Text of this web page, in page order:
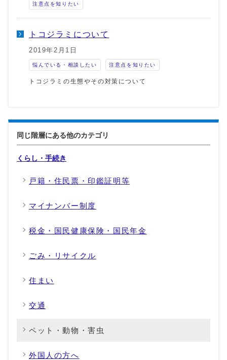
注意点を知りたい
トコジラミについて
2019年2月1日
悩んでいる・相談したい 注意点を知りたい
トコジラミの生態やその対策について
同じ階層にある他のカテゴリ
くらし・手続き
戸籍・住民票・印鑑証明等
マイナンバー制度
税金・国民健康保険・国民年金
ごみ・リサイクル
住まい
交通
ペット・動物・害虫
外国人の方へ